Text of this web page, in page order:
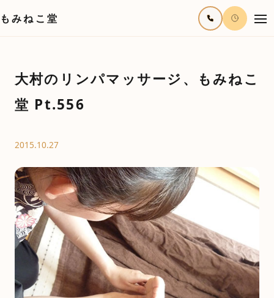
もみねこ堂
大村のリンパマッサージ、もみねこ
堂 Pt.556
2015.10.27